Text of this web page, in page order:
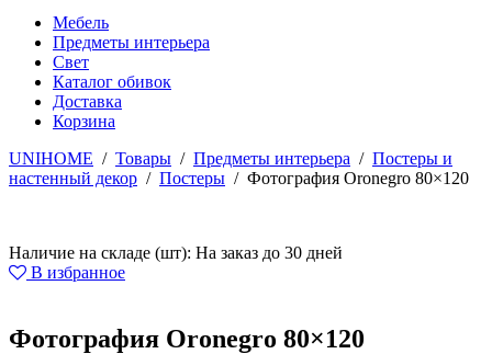
Мебель
Предметы интерьера
Свет
Каталог обивок
Доставка
Корзина
UNIHOME / Товары / Предметы интерьера / Постеры и
настенный декор / Постеры / Фотография Oronegro 80×120
Наличие на складе (шт): На заказ до 30 дней
В избранное
Фотография Oronegro 80×120